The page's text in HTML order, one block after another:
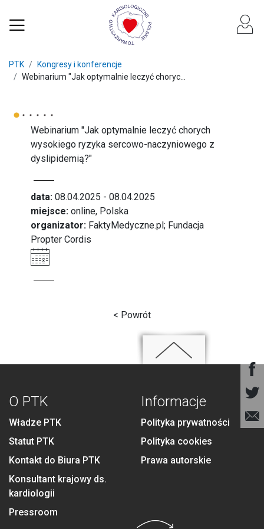
PTK
Kongresy i konferencje
Webinarium "Jak optymalnie leczyć choryc...
Webinarium "Jak optymalnie leczyć chorych
wysokiego ryzyka sercowo-naczyniowego z
dyslipidemią?"
data: 08.04.2025 - 08.04.2025
miejsce: online, Polska
organizator: FaktyMedyczne.pl; Fundacja
Propter Cordis
< Powrót
O PTK
Władze PTK
Statut PTK
Kontakt do Biura PTK
Konsultant krajowy ds.
kardiologii
Pressroom
Informacje
Polityka prywatności
Polityka cookies
Prawa autorskie